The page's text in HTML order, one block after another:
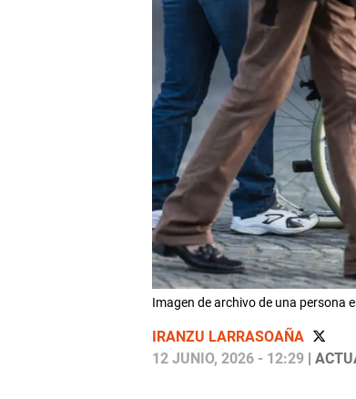
Imagen de archivo de una persona
IRANZU LARRASOAÑA
12 JUNIO, 2026 - 12:29|